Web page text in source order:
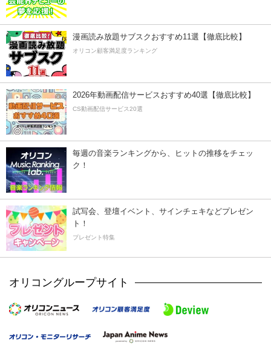
漫画読み放題サブスクおすすめ11選【徹底比較】
オリコン顧客満足度ランキング
2026年動画配信サービスおすすめ40選【徹底比較】
CS動画配信サービス20選
毎週の音楽ランキングから、ヒットの推移をチェッ
ク！
試写会、登壇イベント、サインチェキなどプレゼン
ト！
プレゼント特集
オリコングループサイト